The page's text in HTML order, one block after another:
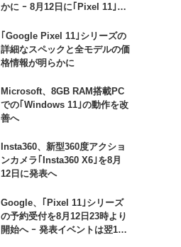
かに ｰ 8月12日に｢Pixel 11｣な
｢Google Pixel 11｣シリーズの
詳細なスペックと全モデルの価
格情報が明らかに
Microsoft、8GB RAM搭載PC
での｢Windows 11｣の動作を改
善へ
Insta360、新型360度アクショ
ンカメラ｢Insta360 X6｣を8月
12日に発表へ
Google、｢Pixel 11｣シリーズ
の予約受付を8月12日23時より
開始へ ｰ 発表イベントは翌13